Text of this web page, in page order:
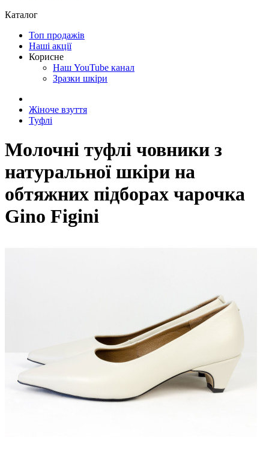
Каталог
Топ продажів
Наші акції
Корисне
Наш YouTube канал
Зразки шкіри
Жіноче взуття
Туфлі
Молочні туфлі човники з
натуральної шкіри на
обтяжних підборах чарочка
Gino Figini